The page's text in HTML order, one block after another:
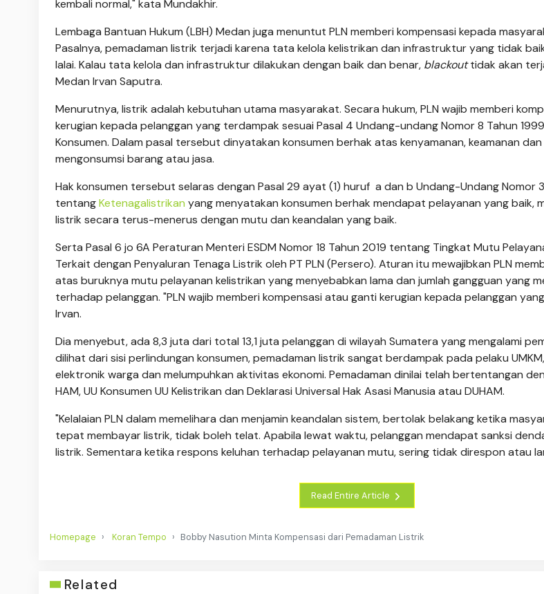
kembali normal," kata Mundakhir.
Lembaga Bantuan Hukum (LBH) Medan juga menuntut PLN memberi kompensasi kepada
Pasalnya, pemadaman listrik terjadi karena tata kelola kelistrikan dan infrastruktur yang tidak
lalai. Kalau tata kelola dan infrastruktur dilakukan dengan baik dan benar, blackouttidak akan
Medan Irvan Saputra.
Menurutnya, listrik adalah kebutuhan utama masyarakat. Secara hukum, PLN wajib memberi
kerugian kepada pelanggan yang terdampak sesuai Pasal 4 Undang-undang Nomor 8 Tahun
Konsumen. Dalam pasal tersebut dinyatakan konsumen berhak atas kenyamanan, keamanan
mengonsumsi barang atau jasa.
Hak konsumen tersebut selaras dengan Pasal 29 ayat (1) huruf a dan b Undang-Undang Nomor
tentangKetenagalistrikan yang menyatakan konsumen berhak mendapat pelayanan yang baik,
listrik secara terus-menerus dengan mutu dan keandalan yang baik.
Serta Pasal 6 jo 6A Peraturan Menteri ESDM Nomor 18 Tahun 2019 tentang Tingkat Mutu
Terkait dengan Penyaluran Tenaga Listrik oleh PT PLN (Persero). Aturan itu mewajibkan PLN
atas buruknya mutu pelayanan kelistrikan yang menyebabkan lama dan jumlah gangguan yang
terhadap pelanggan. "PLN wajib memberi kompensasi atau ganti kerugian kepada pelanggan
Irvan.
Dia menyebut, ada 8,3 juta dari total 13,1 juta pelanggan di wilayah Sumatera yang mengalami
dilihat dari sisi perlindungan konsumen, pemadaman listrik sangat berdampak pada pelaku
elektronik warga dan melumpuhkan aktivitas ekonomi. Pemadaman dinilai telah bertentangan
HAM, UU Konsumen UU Kelistrikan dan Deklarasi Universal Hak Asasi Manusia atau DUHAM.
"Kelalaian PLN dalam memelihara dan menjamin keandalan sistem, bertolak belakang ketika
tepat membayar listrik, tidak boleh telat. Apabila lewat waktu, pelanggan mendapat sanksi
listrik. Sementara ketika respons keluhan terhadap pelayanan mutu, sering tidak direspon atau
Read Entire Article
Homepage Koran Tempo Bobby Nasution Minta Kompensasi dari Pemadaman Listrik
Related